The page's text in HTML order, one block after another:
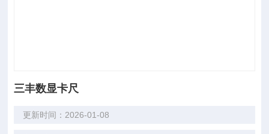
三丰数显卡尺
更新时间：2026-01-08